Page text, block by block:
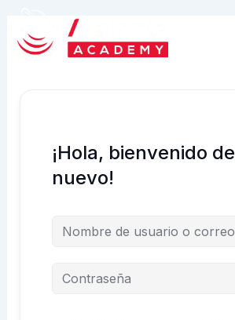
contenido
¡Hola, bienvenido de
nuevo!